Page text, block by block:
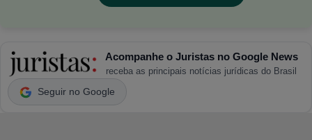
Acompanhe o Juristas no Google News
receba as principais notícias jurídicas do Brasil
Seguir no Google